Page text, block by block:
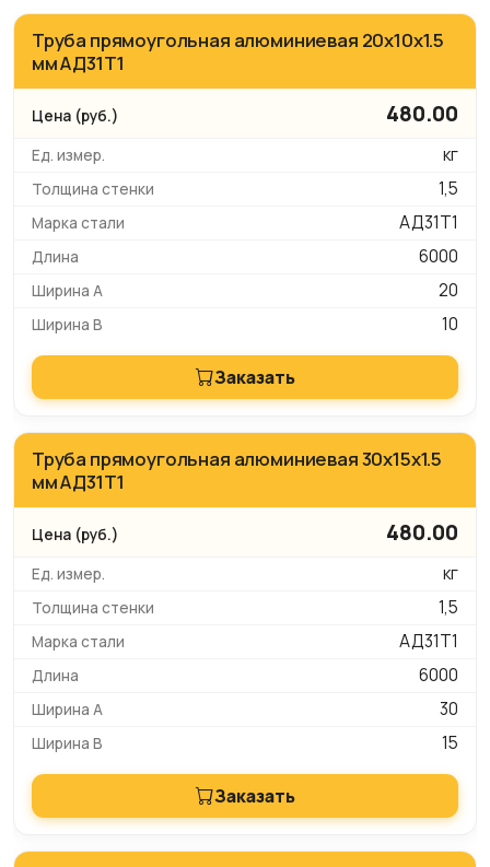
Труба прямоугольная алюминиевая 20х10х1.5
мм АД31Т1
480.00
кг
1,5
АД31Т1
6000
20
10
Заказать
Труба прямоугольная алюминиевая 30х15х1.5
мм АД31Т1
480.00
кг
1,5
АД31Т1
6000
30
15
Заказать